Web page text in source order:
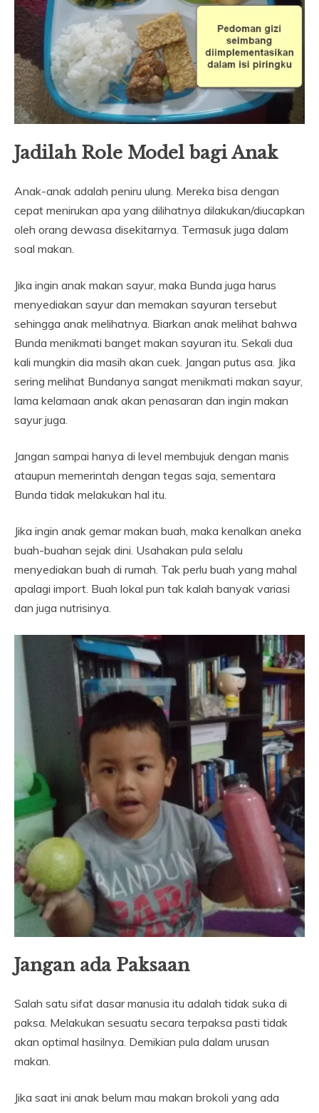
Jadilah Role Model bagi Anak
Anak-anak adalah peniru ulung. Mereka bisa dengan
cepat menirukan apa yang dilihatnya dilakukan/diucapkan
oleh orang dewasa disekitarnya. Termasuk juga dalam
soal makan.
Jika ingin anak makan sayur, maka Bunda juga harus
menyediakan sayur dan memakan sayuran tersebut
sehingga anak melihatnya. Biarkan anak melihat bahwa
Bunda menikmati banget makan sayuran itu. Sekali dua
kali mungkin dia masih akan cuek. Jangan putus asa. Jika
sering melihat Bundanya sangat menikmati makan sayur,
lama kelamaan anak akan penasaran dan ingin makan
sayur juga.
Jangan sampai hanya di level membujuk dengan manis
ataupun memerintah dengan tegas saja, sementara
Bunda tidak melakukan hal itu.
Jika ingin anak gemar makan buah, maka kenalkan aneka
buah-buahan sejak dini. Usahakan pula selalu
menyediakan buah di rumah. Tak perlu buah yang mahal
apalagi import. Buah lokal pun tak kalah banyak variasi
dan juga nutrisinya.
Jangan ada Paksaan
Salah satu sifat dasar manusia itu adalah tidak suka di
paksa. Melakukan sesuatu secara terpaksa pasti tidak
akan optimal hasilnya. Demikian pula dalam urusan
makan.
Jika saat ini anak belum mau makan brokoli yang ada